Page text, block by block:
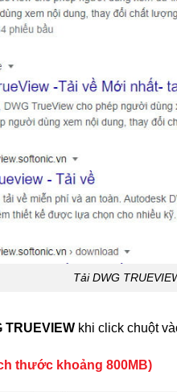
Tải DWG
TRUEVIEWkhi click chuột
thước khoảng 800MB)